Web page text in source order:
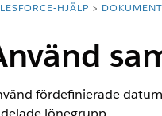
är här: HJÄLP DOKUMENT
fördefinierade